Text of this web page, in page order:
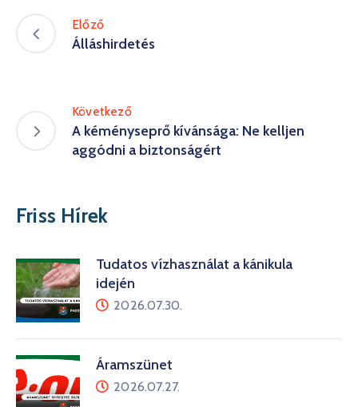
Előző
Álláshirdetés
Következő
A kéményseprő kívánsága: Ne kelljen
aggódni a biztonságért
Friss Hírek
Tudatos vízhasználat a kánikula
idején
2026.07.30.
Áramszünet
2026.07.27.